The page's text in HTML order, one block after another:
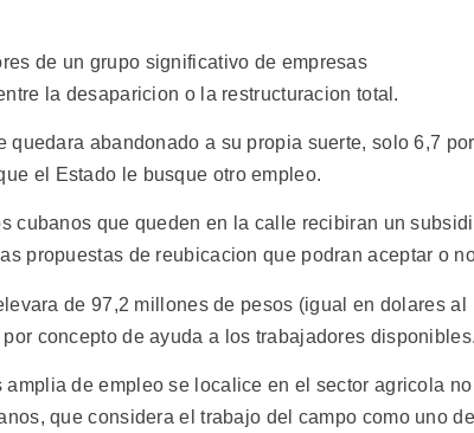
de un grupo significativo de empresas
la desaparicion o la restructuracion total.
abandonado a su propia suerte, solo 6,7 por
el Estado le busque otro empleo.
cubanos que queden en la calle recibiran un
propuestas de reubicacion que podran aceptar o
de 97,2 millones de pesos (igual en dolares al
concepto de ayuda a los trabajadores disponibles.
de empleo se localice en el sector agricola no
que considera el trabajo del campo como uno de